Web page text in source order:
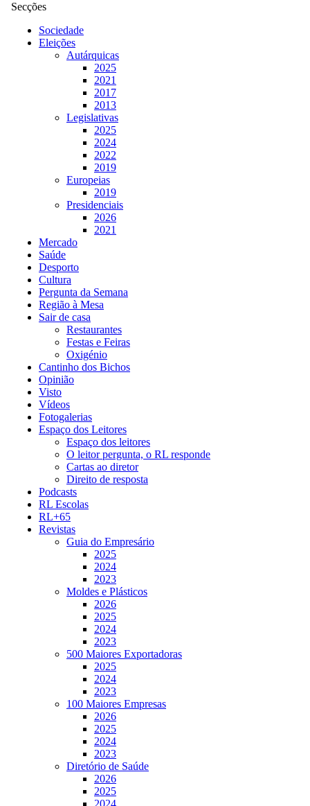
Secções
Sociedade
Eleições
Autárquicas
2025
2021
2017
2013
Legislativas
2025
2024
2022
2019
Europeias
2019
Presidenciais
2026
2021
Mercado
Saúde
Desporto
Cultura
Pergunta da Semana
Região à Mesa
Sair de casa
Restaurantes
Festas e Feiras
Oxigénio
Cantinho dos Bichos
Opinião
Visto
Vídeos
Fotogalerias
Espaço dos Leitores
Espaço dos leitores
O leitor pergunta, o RL responde
Cartas ao diretor
Direito de resposta
Podcasts
RL Escolas
RL+65
Revistas
Guia do Empresário
2025
2024
2023
Moldes e Plásticos
2026
2025
2024
2023
500 Maiores Exportadoras
2025
2024
2023
100 Maiores Empresas
2026
2025
2024
2023
Diretório de Saúde
2026
2025
2024